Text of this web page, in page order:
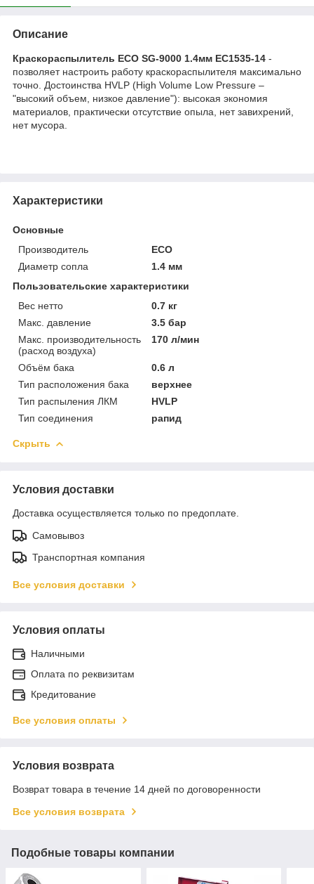
Описание
Краскораспылитель ECO SG-9000 1.4мм EC1535-14 -
позволяет настроить работу краскораспылителя максимально
точно. Достоинства HVLP (High Volume Low Pressure –
"высокий объем, низкое давление"): высокая экономия
материалов, практически отсутствие опыла, нет завихрений,
нет мусора.
Характеристики
Основные
Производитель
ECO
Диаметр сопла
1.4 мм
Пользовательские характеристики
Вес нетто
0.7 кг
Макс. давление
3.5 бар
Макс. производительность
(расход воздуха)
170 л/мин
Объём бака
0.6 л
Тип расположения бака
верхнее
Тип распыления ЛКМ
HVLP
Тип соединения
рапид
Скрыть
Условия доставки
Доставка осуществляется только по предоплате.
Самовывоз
Транспортная компания
Все условия доставки
Условия оплаты
Наличными
Оплата по реквизитам
Кредитование
Все условия оплаты
Условия возврата
Возврат товара в течение 14 дней по договоренности
Все условия возврата
Подобные товары компании